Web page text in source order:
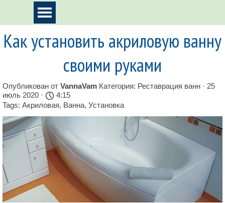
Перейти к контентуПропустить меню
Как установить акриловую ванну
своими руками
Опубликован от VannaVam Категория: Реставрация ванн · 25
июль 2020 ·
4:15
Tags: Акриловая, Ванна, Установка